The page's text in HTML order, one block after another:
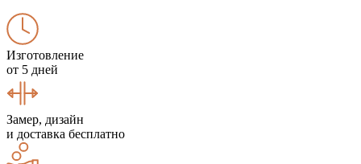
Изготовление
от 5 дней
Замер, дизайн
и доставка бесплатно